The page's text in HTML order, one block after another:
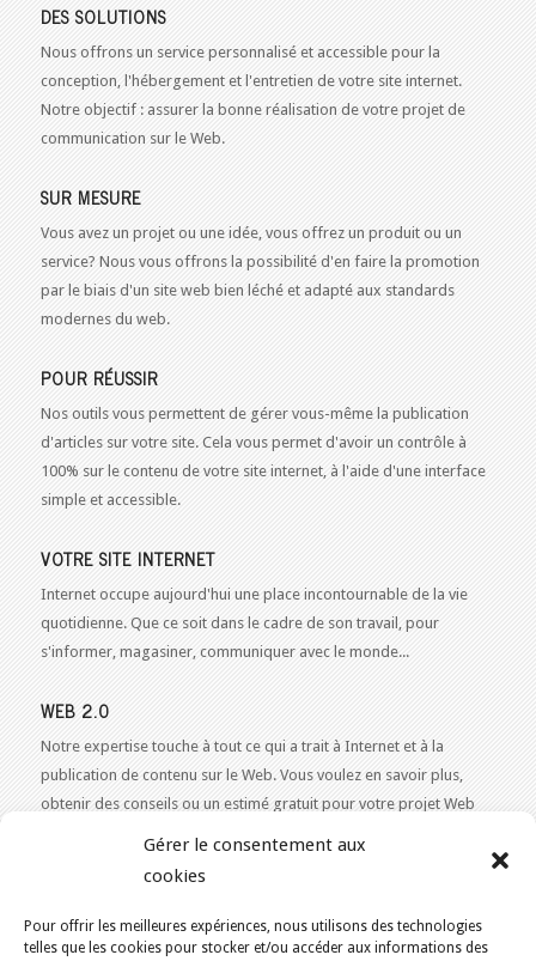
Gérer le consentement aux
cookies
Pour offrir les meilleures expériences, nous utilisons des technologies
telles que les cookies pour stocker et/ou accéder aux informations des
DES SOLUTIONS
Nous offrons un service personnalisé et accessible pour la
conception, l'hébergement et l'entretien de votre site internet.
Notre objectif : assurer la bonne réalisation de votre projet de
communication sur le Web.
SUR MESURE
Vous avez un projet ou une idée, vous offrez un produit ou un
service? Nous vous offrons la possibilité d'en faire la promotion
par le biais d'un site web bien léché et adapté aux standards
modernes du web.
POUR RÉUSSIR
Nos outils vous permettent de gérer vous-même la publication
d'articles sur votre site. Cela vous permet d'avoir un contrôle à
100% sur le contenu de votre site internet, à l'aide d'une interface
simple et accessible.
VOTRE SITE INTERNET
Internet occupe aujourd'hui une place incontournable de la vie
quotidienne. Que ce soit dans le cadre de son travail, pour
s'informer, magasiner, communiquer avec le monde...
WEB 2.0
Notre expertise touche à tout ce qui a trait à Internet et à la
publication de contenu sur le Web. Vous voulez en savoir plus,
obtenir des conseils ou un estimé gratuit pour votre projet Web